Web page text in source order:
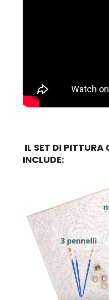
IL SET DI PITTURA
INCLUDE: